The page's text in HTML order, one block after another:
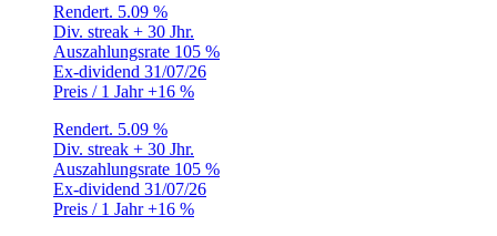
Rendert. 5.09 %
Div. streak + 30 Jhr.
Auszahlungsrate 105 %
Ex-dividend 31/07/26
Preis / 1 Jahr+16 %
Rendert. 5.09 %
Div. streak + 30 Jhr.
Auszahlungsrate 105 %
Ex-dividend 31/07/26
Preis / 1 Jahr+16 %